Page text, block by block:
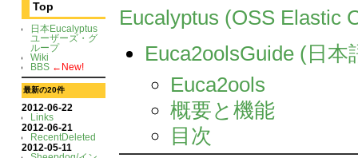
Top
日本Eucalyptus
ユーザーズ・グ
ループ
Wiki
BBS ←New!
最新の20件
2012-06-22
Links
2012-06-21
RecentDeleted
2012-05-11
Eucalyptus (OSS Elastic
Euca2oolsGuide (日本
Euca2ools
概要と機能
目次